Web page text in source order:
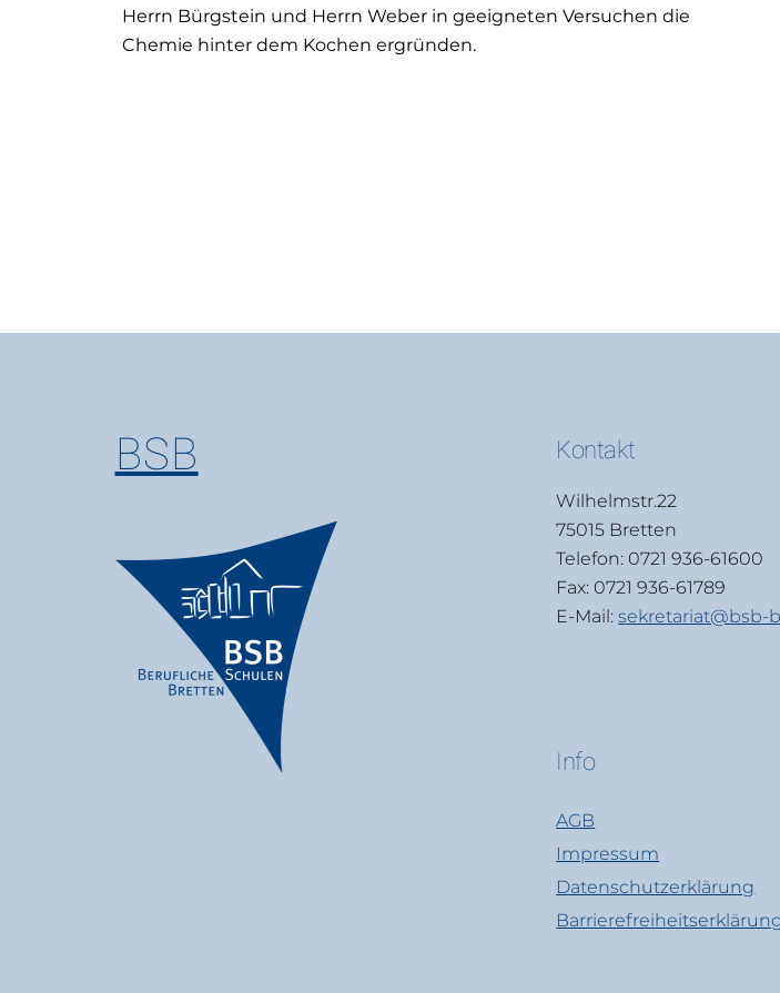
Herrn Bürgstein und Herrn Weber in geeigneten Versuchen die
Chemie hinter dem Kochen ergründen.
BSB Kontakt
Wilhelmstr.22
75015 Bretten
Telefon: 0721 936-61600
Fax: 0721 936-61789
E-Mail: sekretariat@bsb-
Info
AGB
Impressum
Datenschutzerklärung